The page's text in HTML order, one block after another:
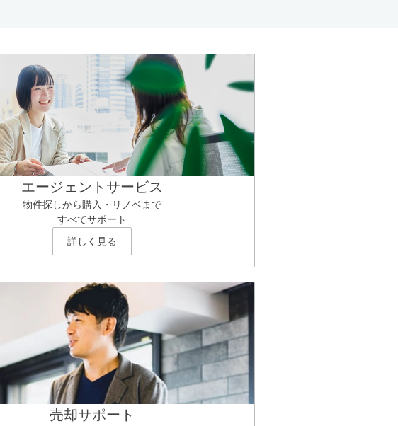
エージェントサービス
物件探しから購入・リノベまで
すべてサポート
詳しく見る
売却サポート